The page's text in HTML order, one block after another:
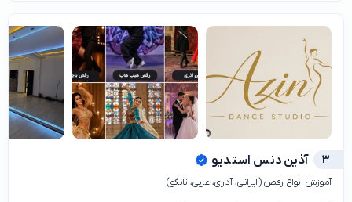
3 آذین دنس استدیو
آموزش انواع رقص (ایرانی، آذری، عربی، تانگو)